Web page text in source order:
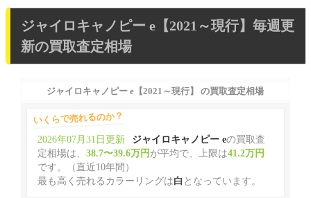
ジャイロキャノピー e【2021～現行】 毎週更
新の買取査定相場
ジャイロキャノピー e【2021～現行】の買取査定相場
いくらで売れるのか？
2026年07月31日更新 ジャイロキャノピー eの買取査
定相場は、 38.7〜39.6万円 が平均で、上限は41.2万円
です。（直近10年間）
最も高く売れるカラーリングは白 となっています。